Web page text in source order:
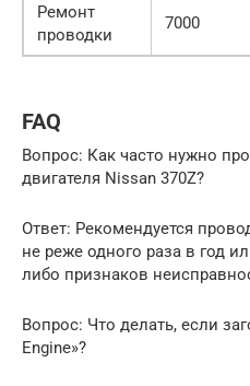
Ремонт
проводки
7000
FAQ
Вопрос: Как часто нужно
двигателя Nissan 370Z?
Ответ: Рекомендуется
не реже одного раза в год
либо признаков
Вопрос: Что делать, если
Engine»?